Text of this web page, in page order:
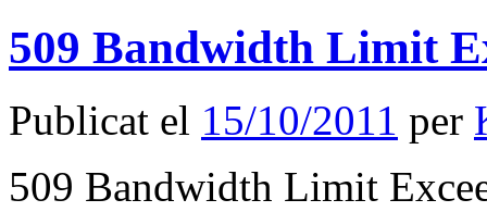
509 Bandwidth Limit
Publicat el 15/10/2011 per
509 Bandwidth Limit